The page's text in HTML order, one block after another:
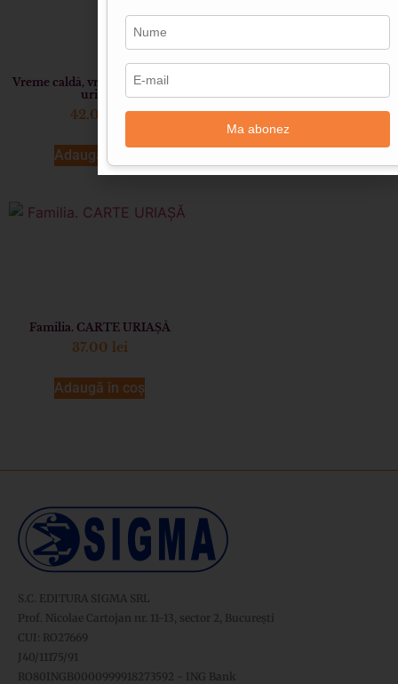
Vreme caldă, vreme rece (Carte
uriasă)
42.00 lei
Adaugă în coș
dispariţie? CARTE URIAŞĂ
42.00lei
Familia. CARTE URIAȘĂ
37.00 lei
Adaugă în coș
S.C. EDITURA SIGMA SRL
Prof. Nicolae Cartojan nr. 11-13, sector 2, București
CUI: RO27669
J40/11175/91
RO80INGB0000999918273592 - ING Bank
Ma abonez